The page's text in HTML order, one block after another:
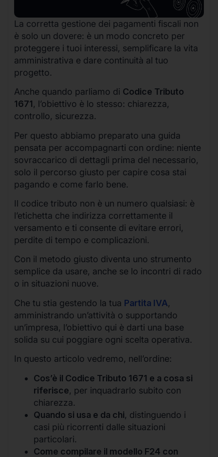
La corretta gestione dei pagamenti fiscali non
è solo un dovere: è un modo concreto per
proteggere i tuoi interessi, semplificare la vita
amministrativa e dare continuità al tuo
progetto.
Anche quando parliamo di Codice Tributo
1671, l’obiettivo è lo stesso: chiarezza,
controllo, sicurezza.
Per questo abbiamo preparato una guida
pensata per accompagnarti con ordine: niente
sovraccarico di dettagli prima del necessario,
solo il percorso giusto per capire cosa stai
pagando e come farlo bene.
Il codice tributo non è un numero qualsiasi: è
l’etichetta che indirizza correttamente il
versamento e ti consente di evitare errori,
perdite di tempo e complicazioni.
Con il metodo giusto diventa uno strumento
semplice da usare, anche se lo incontri di rado
o in situazioni nuove.
Che tu stia gestendo la tua Partita IVA,
amministrando un’attività o supportando
un’impresa, l’obiettivo qui è darti una base
solida su cui poggiare ogni scelta operativa.
In questo articolo vedremo, nell’ordine:
Cos’è il Codice Tributo 1671 e a cosa si
riferisce, per inquadrarlo subito con
chiarezza.
Quando si usa e da chi, distinguendo i
casi più ricorrenti dalle situazioni
particolari.
Come compilare il modello F24 con